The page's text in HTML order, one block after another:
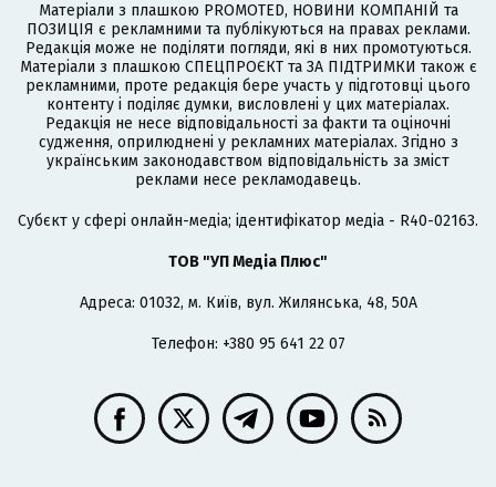
Матеріали з плашкою PROMOTED, НОВИНИ КОМПАНІЙ та
ПОЗИЦІЯ є рекламними та публікуються на правах реклами.
Редакція може не поділяти погляди, які в них промотуються.
Матеріали з плашкою СПЕЦПРОЄКТ та ЗА ПІДТРИМКИ також є
рекламними, проте редакція бере участь у підготовці цього
контенту і поділяє думки, висловлені у цих матеріалах.
Редакція не несе відповідальності за факти та оціночні
судження, оприлюднені у рекламних матеріалах. Згідно з
українським законодавством відповідальність за зміст
реклами несе рекламодавець.
Cубєкт у сфері онлайн-медіа; ідентифікатор медіа - R40-02163.
ТОВ "УП Медіа Плюс"
Адреса: 01032, м. Київ, вул. Жилянська, 48, 50А
Телефон: +380 95 641 22 07